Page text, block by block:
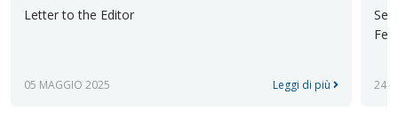
Letter to the Editor
05 MAGGIO 2025 Leggi di più 24